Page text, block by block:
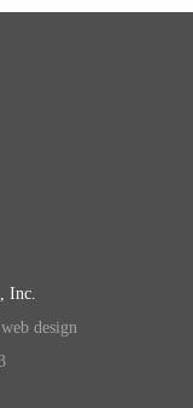
Inc.
design